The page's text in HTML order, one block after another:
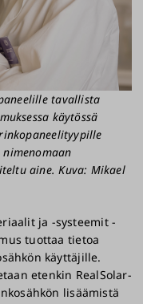
tavallista
käytössä
aine. Kuva: Mikael
ja -systeemit -
tuottaa tietoa
käyttäjille.
etenkin RealSolar-
lisäämistä